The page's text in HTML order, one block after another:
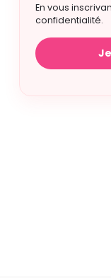
En vous
confidentialité.